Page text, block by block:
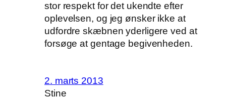
stor respekt for det ukendte efter
oplevelsen, og jeg ønsker ikke at
udfordre skæbnen yderligere ved at
forsøge at gentage begivenheden.
2. marts 2013
Stine